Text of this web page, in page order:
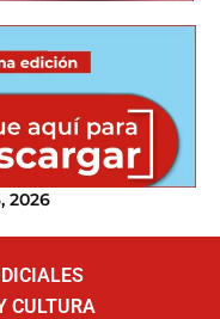
2026
CULTURA